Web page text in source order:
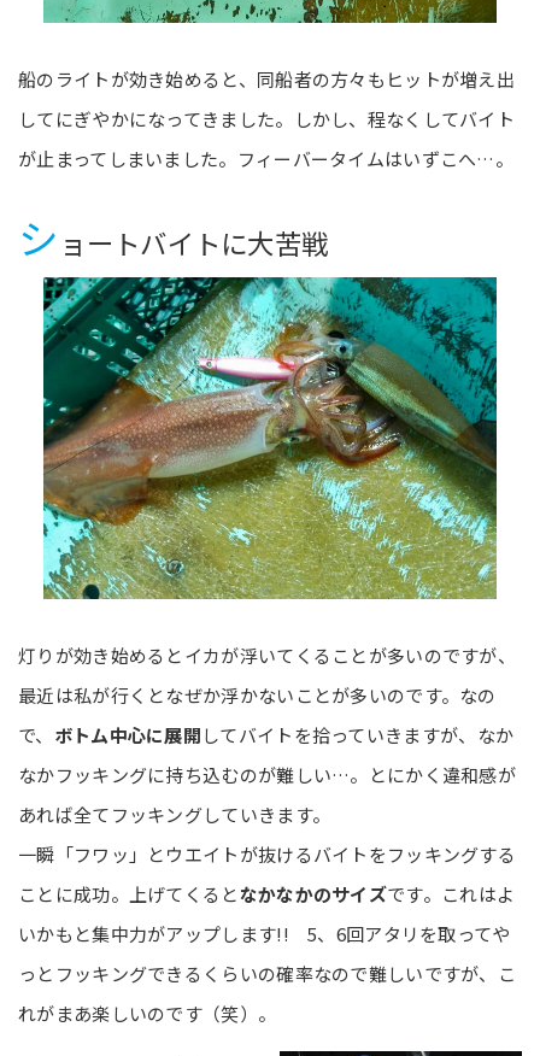
船のライトが効き始めると、同船者の方々もヒットが増え出
してにぎやかになってきました。しかし、程なくしてバイト
が止まってしまいました。フィーバータイムはいずこへ…。
シ ョートバイトに大苦戦
灯りが効き始めるとイカが浮いてくることが多いのですが、
最近は私が行くとなぜか浮かないことが多いのです。なの
で、 ボトム中心に展開してバイトを拾っていきますが、なか
なかフッキングに持ち込むのが難しい…。とにかく違和感が
あれば全てフッキングしていきます。
一瞬「フワッ」とウエイトが抜けるバイトをフッキングする
ことに成功。上げてくるとなかなかのサイズです。これはよ
いかもと集中力がアップします!! 5、6回アタリを取ってや
っとフッキングできるくらいの確率なので難しいですが、こ
れがまあ楽しいのです（笑）。